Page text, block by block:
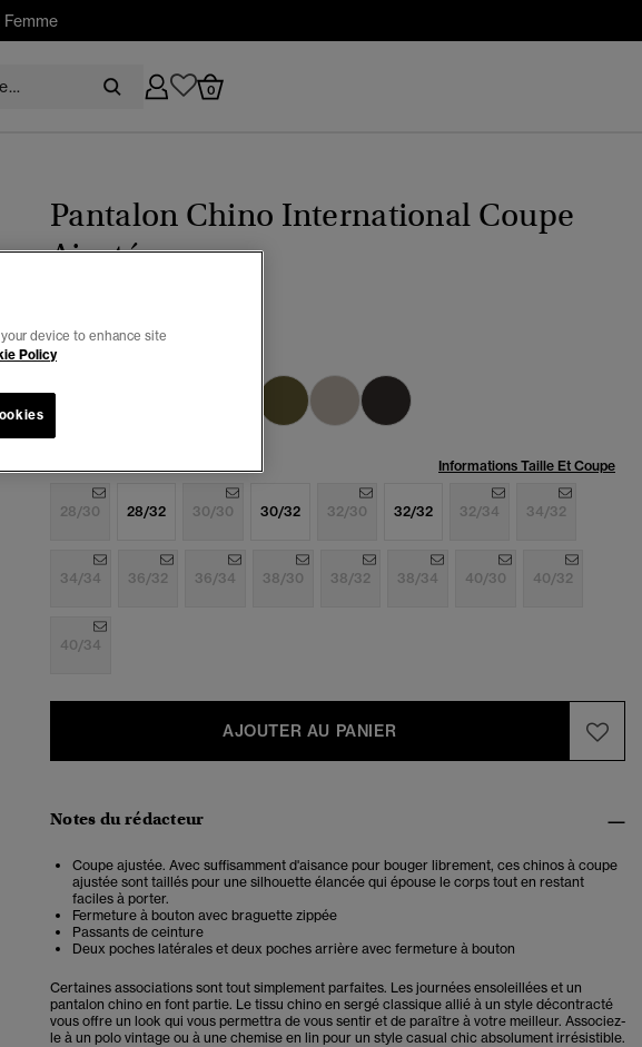
Femme
0
Pantalon Chino International Coupe
Ajustée
Couleur :
Informations Taille Et Coupe
28/30 28/32 30/30 30/32 32/30 32/32 32/34 34/32
34/34 36/32 36/34 38/30 38/32 38/34 40/30 40/32
40/34
AJOUTER AU PANIER
Notes du rédacteur
Coupe ajustée. Avec suffisamment d'aisance pour bouger librement, ces chinos à coupe
ajustée sont taillés pour une silhouette élancée qui épouse le corps tout en restant
faciles à porter.
Fermeture à bouton avec braguette zippée
Passants de ceinture
Deux poches latérales et deux poches arrière avec fermeture à bouton
Certaines associations sont tout simplement parfaites. Les journées ensoleillées et un
pantalon chino en font partie. Le tissu chino en sergé classique allié à un style décontracté
vous offre un look qui vous permettra de vous sentir et de paraître à votre meilleur. Associez-
le à un polo vintage ou à une chemise en lin pour un style casual chic absolument irrésistible.
device to enhance site
Policy